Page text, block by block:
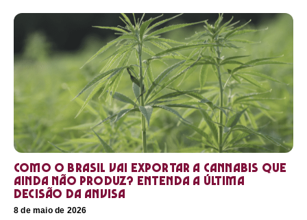
Como o Brasil vai exportar a cannabis que
ainda não produz? Entenda a última
decisão da Anvisa
8 de maio de 2026